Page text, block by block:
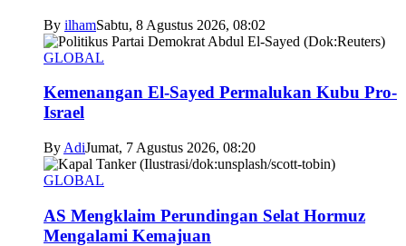
By ilhamSabtu, 8 Agustus 2026, 08:02
GLOBAL
Kemenangan El-Sayed Permalukan Kubu Pro-
Israel
By AdiJumat, 7 Agustus 2026, 08:20
GLOBAL
AS Mengklaim Perundingan Selat Hormuz
Mengalami Kemajuan